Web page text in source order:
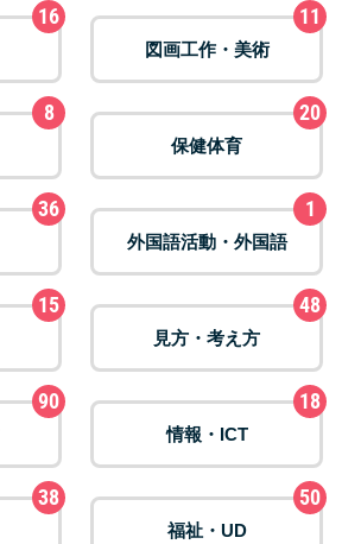
16
図画工作・美術
11
8
保健体育
20
36
外国語活動・外国語
1
15
見方・考え方
48
90
情報・ICT
18
38
福祉・UD
50